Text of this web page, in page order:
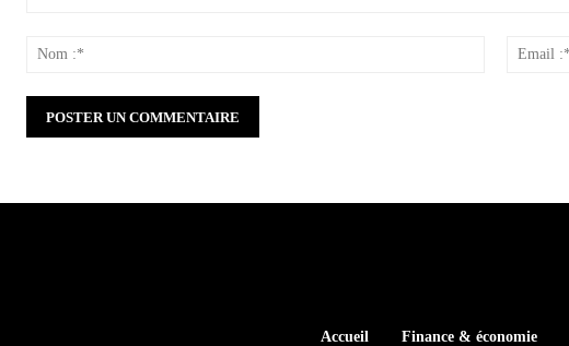
Accueil Finance & économie